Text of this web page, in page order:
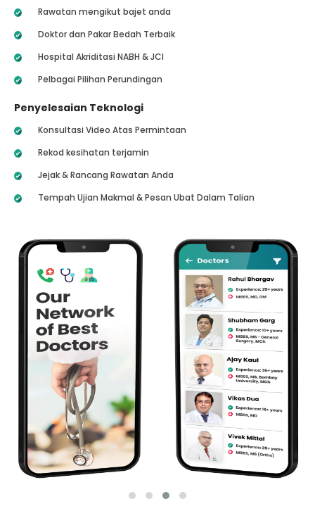
Rawatan mengikut bajet anda
Doktor dan Pakar Bedah Terbaik
Hospital Akriditasi NABH & JCI
Pelbagai Pilihan Perundingan
Penyelesaian Teknologi
Konsultasi Video Atas Permintaan
Rekod kesihatan terjamin
Jejak & Rancang Rawatan Anda
Tempah Ujian Makmal & Pesan Ubat Dalam Talian